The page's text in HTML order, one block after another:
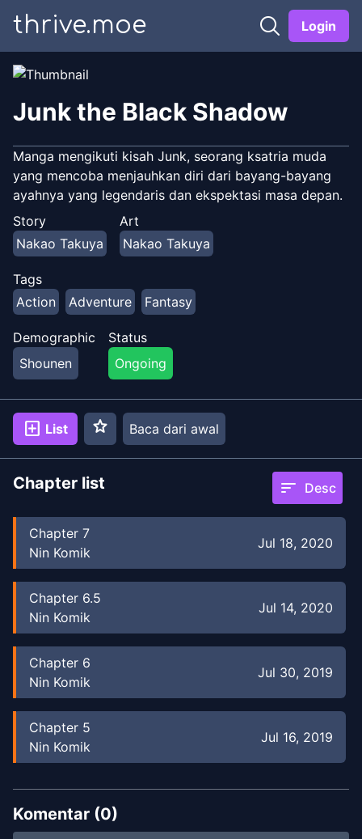
thrive.moe Login
Junk the Black Shadow
Manga mengikuti kisah Junk, seorang ksatria muda
yang mencoba menjauhkan diri dari bayang-bayang
ayahnya yang legendaris dan ekspektasi masa depan.
Story
Nakao Takuya
Art
Nakao Takuya
Tags
Action
Adventure Fantasy
Demographic
Shounen
Status
Ongoing
add_box List star Baca dari awal
Chapter list sort Desc
Chapter 7
Nin Komik
Jul 18, 2020
Chapter 6.5
Nin Komik
Jul 14, 2020
Chapter 6
Nin Komik
Jul 30, 2019
Chapter 5
Nin Komik
Jul 16, 2019
Chapter4
Nin Komik
Komentar (0)